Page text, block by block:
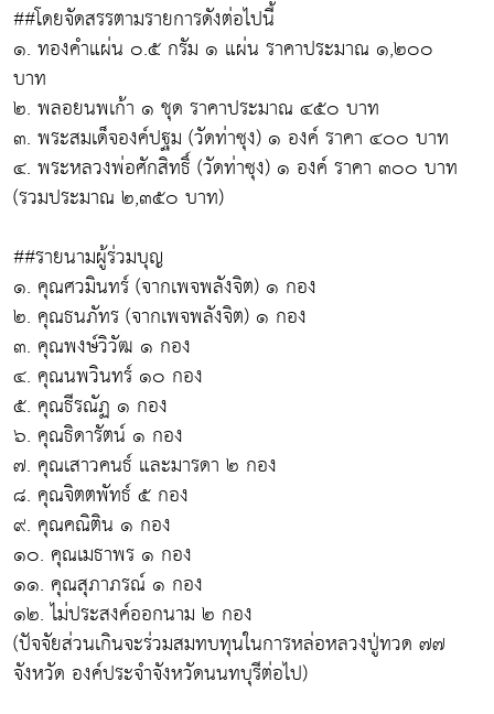
##โดยจัดสรรตามรายการดังต่อไปนี้
๑. ทองคำแผ่น ๐.๕ กรัม ๑ แผ่น ราคาประมาณ ๑,๒๐๐
บาท
๒. พลอยนพเก้า ๑ ชุด ราคาประมาณ ๔๕๐ บาท
๓. พระสมเด็จองค์ปฐม (วัดท่าซุง) ๑ องค์ ราคา ๔๐๐ บาท
๔. พระหลวงพ่อศักสิทธิ์ (วัดท่าซุง) ๑ องค์ ราคา ๓๐๐ บาท
(รวมประมาณ ๒,๓๕๐ บาท)
##รายนามผู้ร่วมบุญ
๑. คุณศวมินทร์ (จากเพจพลังจิต) ๑ กอง
๒. คุณธนภัทร (จากเพจพลังจิต) ๑ กอง
๓. คุณพงษ์วิวัฒ ๑ กอง
๔. คุณนพวินทร์ ๑๐ กอง
๕. คุณธีรณัฏ ๑ กอง
๖. คุณธิดารัตน์ ๑ กอง
๗. คุณเสาวคนธ์ และมารดา ๒ กอง
๘. คุณจิตตพัทธ์ ๕ กอง
๙. คุณคณิติน ๑ กอง
๑๐. คุณเมธาพร ๑ กอง
๑๑. คุณสุภาภรณ์ ๑ กอง
๑๒. ไม่ประสงค์ออกนาม ๒ กอง
(ปัจจัยส่วนเกินจะร่วมสมทบทุนในการหล่อหลวงปู่ทวด ๗๗
จังหวัด องค์ประจำจังหวัดนนทบุรีต่อไป)